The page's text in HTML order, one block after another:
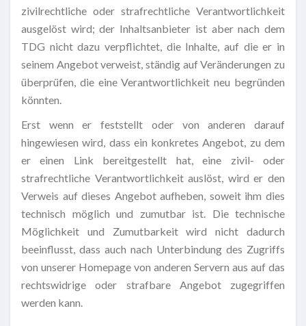
zivilrechtliche oder strafrechtliche Verantwortlichkeit
ausgelöst wird; der Inhaltsanbieter ist aber nach dem
TDG nicht dazu verpflichtet, die Inhalte, auf die er in
seinem Angebot verweist, ständig auf Veränderungen zu
überprüfen, die eine Verantwortlichkeit neu begründen
könnten.
Erst wenn er feststellt oder von anderen darauf
hingewiesen wird, dass ein konkretes Angebot, zu dem
er einen Link bereitgestellt hat, eine zivil- oder
strafrechtliche Verantwortlichkeit auslöst, wird er den
Verweis auf dieses Angebot aufheben, soweit ihm dies
technisch möglich und zumutbar ist. Die technische
Möglichkeit und Zumutbarkeit wird nicht dadurch
beeinflusst, dass auch nach Unterbindung des Zugriffs
von unserer Homepage von anderen Servern aus auf das
rechtswidrige oder strafbare Angebot zugegriffen
werden kann.